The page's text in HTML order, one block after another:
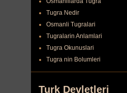
Tugra Nedir
Osmanli Tugralari
Tugralarin Anlamlari
Tugra Okunuslari
Tugra nin Bolumleri
Turk Devletleri